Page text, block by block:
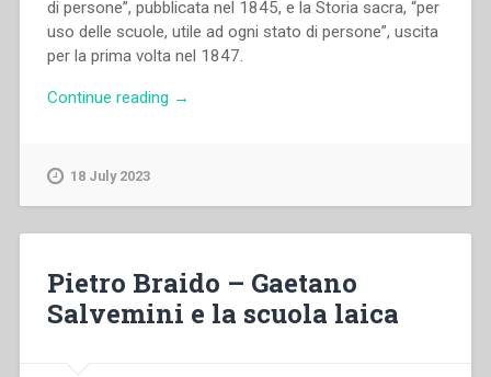
di persone”, pubblicata nel 1845, e la Storia sacra, “per
uso delle scuole, utile ad ogni stato di persone”, uscita
per la prima volta nel 1847.
Continue reading “Francesco
la
«storia
→
18 July 2023
Pietro Braido – Gaetano
Salvemini e la scuola laica